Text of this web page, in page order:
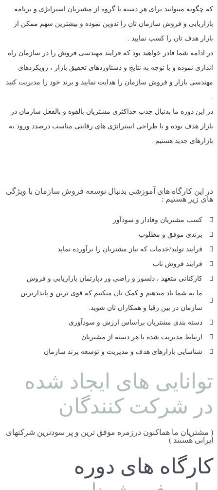
که چگونه میتوانید برای هر دسته یا گروه از مشتریان استراتژی و برنامه
بازاریابی و فروش سازمان تان را تدوین نموده و بیشترین سهم ممکن از
بازار هدف تان را کسب نمایید .
در ادامه شما قادر خواهید بود که فرایند مهندسی فروش را در سازمان راه
اندازی نموده و با توجه به نتایج و دستاوردهای تحقیق بازار ، رویکردهای
مهندسی بازار و فروش سازمان را هدایت نمایید و برند خود را مدیریت کنید
.
در این دوره ما بدنبال جذب حداکثری مشتریان بالقوه و بالفعل سازمان در
بازار هدف بوده و با طراحی استراتژی های رقابتی مناسب درصدد ورود به
بازارهای جدید هستیم .
در این کارگاه های آموزشی بدنبال توسعه فروش سازمان با ویژگی
های زیر هستیم :
کسب مشتریان وفادار و سودآور
برندی موفق و مطلوب
فرایند تولید/خدمات که نیاز مشتریان را برآورده نماید
فرایند فروش ناب
کارکنانی متعهد ، دلسوز و راضی ور دپارتمان بازاریابی و فروش
ما به شما یاد میدهیم و کمک تان میکنیم که قوی ترین و پایدارترین
سازمان در بین رقبا و همکاران تان شوید.
دسته بندی مشتریان براساس ارزش و سودآوری
ارتباط مدیریت شده با هر دسته از مشتریان
شناسایی بازارهای هدف و مدیریت و توسعه برند سازمان
توانایی های ایجاد شده
در شرکت کنندگان
( مشتریان ما هماکنون درزمره موفق ترین و پر سودترین شرکتهای
ایرانی هستند )
کارگاه های دوره